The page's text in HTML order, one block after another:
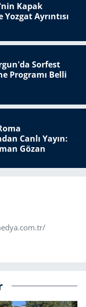
Kapak
Ayrıntısı
Sorfest
Programı Belli
Canlı Yayın:
Gözan